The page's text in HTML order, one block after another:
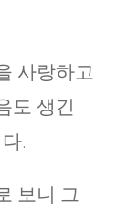
사랑하고
도 생긴
.
보니 그